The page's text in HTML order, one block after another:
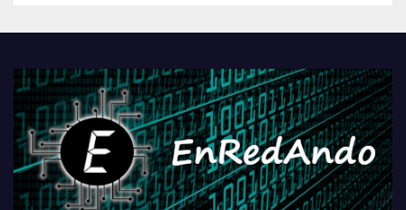
PlayStationeko bideojoko